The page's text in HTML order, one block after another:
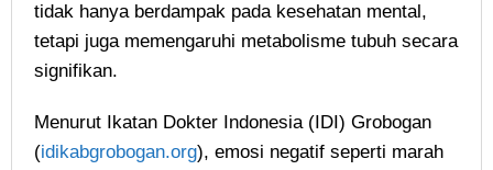
tidak hanya berdampak pada kesehatan mental,
tetapi juga memengaruhi metabolisme tubuh secara
signifikan.
Menurut Ikatan Dokter Indonesia (IDI) Grobogan
(idikabgrobogan.org), emosi negatif seperti marah